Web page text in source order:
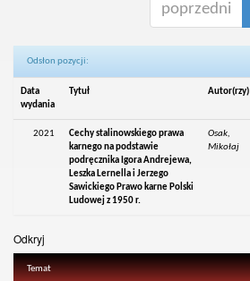
poprzedni
Odsłon pozycji:
Data
wydania
Tytuł Autor(rzy)
2021
Cechy stalinowskiego prawa
karnego na podstawie
podręcznika Igora Andrejewa,
Leszka Lernella i Jerzego
Sawickiego Prawo karne Polski
Ludowej z 1950 r.
Osak,
Mikołaj
Odkryj
Temat